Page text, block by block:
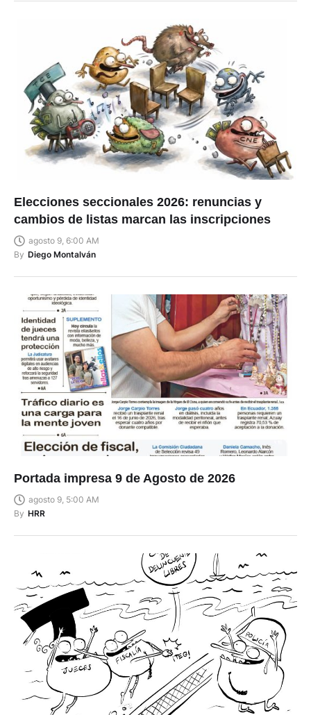
Elecciones seccionales 2026: renuncias y
cambios de listas marcan las inscripciones
agosto 9, 6:00 AM
By Diego Montalván
Portada impresa 9 de Agosto de 2026
agosto 9, 5:00 AM
By HRR